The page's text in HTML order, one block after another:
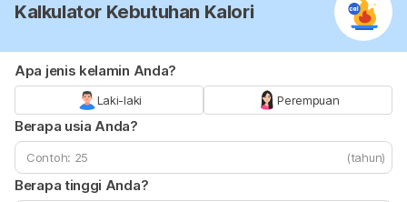
Kalkulator Kebutuhan Kalori
Apa jenis kelamin Anda?
Laki-laki Perempuan
Berapa usia Anda?
(tahun)
Berapa tinggi Anda?